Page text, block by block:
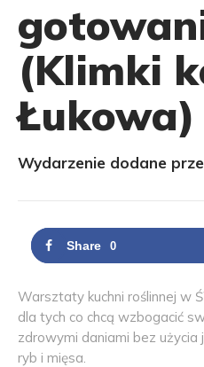
(Klimki
Łukowa)
Wydarzenie dodane
Share 0
Warsztaty kuchni roślinnej w
dla tych co chcą wzbogacić
zdrowymi daniami bez użycia
ryb i mięsa.